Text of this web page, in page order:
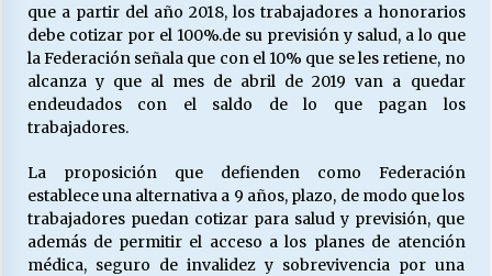
que a partir del año 2018, los trabajadores a honorarios
debe cotizar por el 100%.de su previsión y salud, a lo que
la Federación señala que con el 10% que se les retiene, no
alcanza y que al mes de abril de 2019 van a quedar
endeudados con el saldo de lo que pagan los
trabajadores.
La proposición que defienden como Federación
establece una alternativa a 9 años, plazo, de modo que los
trabajadores puedan cotizar para salud y previsión, que
además de permitir el acceso a los planes de atención
médica, seguro de invalidez y sobrevivencia por una